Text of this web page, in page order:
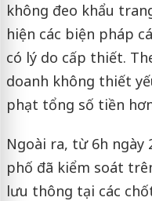
không đeo khẩu
hiện các biện pháp
có lý do cấp thiết.
doanh không thiết
phạt tổng số tiền
Ngoài ra, từ 6h ngày
phố đã kiểm soát
lưu thông tại các